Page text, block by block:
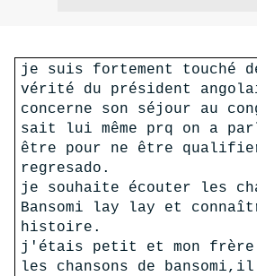
je suis fortement touché
vérité du président
concerne son séjour au
sait lui même prq on a
être pour ne être
regresado.
je souhaite écouter les
Bansomi lay lay et
histoire.
j'étais petit et mon frère
les chansons de